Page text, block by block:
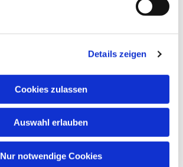
Details zeigen
Cookies zulassen
Auswahl erlauben
Nur notwendige Cookies